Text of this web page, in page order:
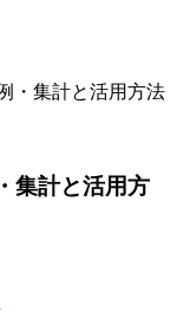
・集計と活用方法
集計と活用方